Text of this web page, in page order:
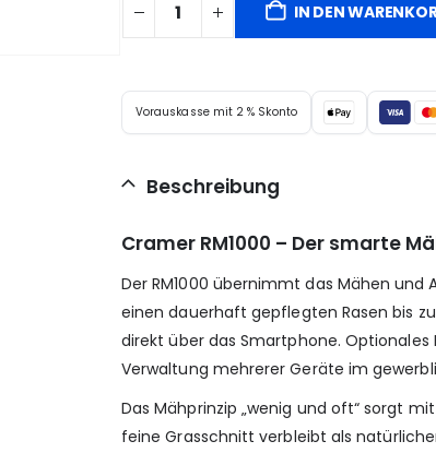
IN DEN
Vorauskasse mit 2 % Skonto
Beschreibung
Cramer RM1000 – Der smarte
Der RM1000 übernimmt das Mähen
einen dauerhaft gepflegten Rasen bis zu
direkt über das Smartphone.
Verwaltung mehrerer Geräte im
Das Mähprinzip „wenig und oft“ sorgt
feine Grasschnitt verbleibt als